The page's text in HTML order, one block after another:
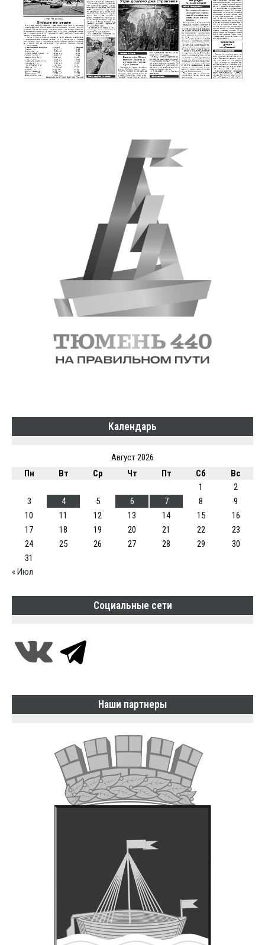
Календарь
Август 2026
Пн
Вт Ср Чт Пт Сб
Вс
1
2
3
4 5 6 7 8
9
10
11 12 13 14 15
16
17
18 19 20 21 22
23
24
25 26 27 28 29
30
31
« Июл
Социальные сети
Наши партнеры